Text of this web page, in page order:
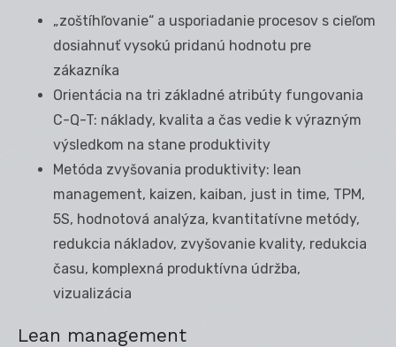
„zoštíhľovanie“ a usporiadanie procesov s cieľom
dosiahnuť vysokú pridanú hodnotu pre
zákazníka
Orientácia na tri základné atribúty fungovania
C-Q-T: náklady, kvalita a čas vedie k výrazným
výsledkom na stane produktivity
Metóda zvyšovania produktivity: lean
management, kaizen, kaiban, just in time, TPM,
5S, hodnotová analýza, kvantitatívne metódy,
redukcia nákladov, zvyšovanie kvality, redukcia
času, komplexná produktívna údržba,
vizualizácia
Lean management